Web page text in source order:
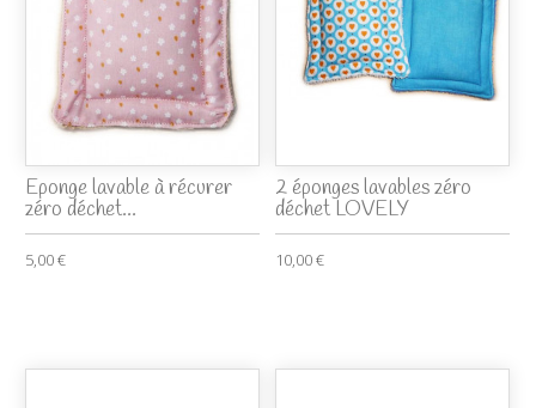
Eponge lavable à récurer
zéro déchet...
5,00 €
2 éponges lavables zéro
déchet LOVELY
10,00 €